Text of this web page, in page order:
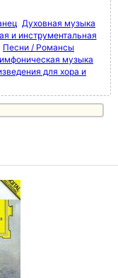
Духовная музыка
и инструментальная
Песни / Романсы
музыка
для хора и